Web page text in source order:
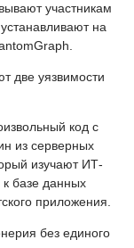
участникам
на
две уязвимости
код с
из серверных
изучают ИТ-
к базе данных
приложения.
без единого